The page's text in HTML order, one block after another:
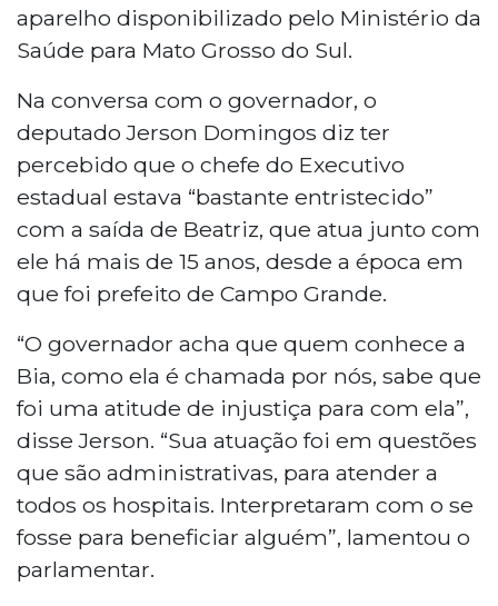
aparelho disponibilizado pelo Ministério da
Saúde para Mato Grosso do Sul.
Na conversa com o governador, o
deputado Jerson Domingos diz ter
percebido que o chefe do Executivo
estadual estava “bastante entristecido”
com a saída de Beatriz, que atua junto com
ele há mais de 15 anos, desde a época em
que foi prefeito de Campo Grande.
“O governador acha que quem conhece a
Bia, como ela é chamada por nós, sabe que
foi uma atitude de injustiça para com ela”,
disse Jerson. “Sua atuação foi em questões
que são administrativas, para atender a
todos os hospitais. Interpretaram com o se
fosse para beneficiar alguém”, lamentou o
parlamentar.